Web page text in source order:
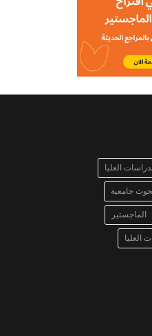
العليا
جامعية
الماجستير
العليا